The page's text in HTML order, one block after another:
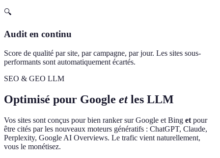
🔍
Audit en continu
Score de qualité par site, par campagne, par jour. Les sites sous-
performants sont automatiquement écartés.
SEO & GEO LLM
Optimisé pour Google et les LLM
Vos sites sont conçus pour bien ranker sur Google et Bing et pour
être cités par les nouveaux moteurs génératifs : ChatGPT, Claude,
Perplexity, Google AI Overviews. Le trafic vient naturellement,
vous le monétisez.